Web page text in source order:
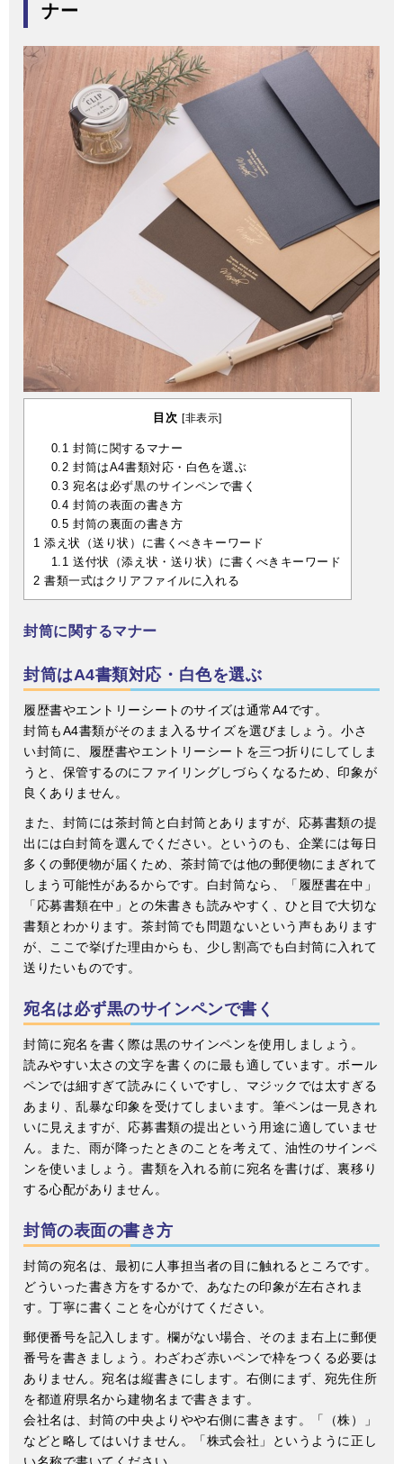
ナー
目次 [非表示]
0.1 封筒に関するマナー
0.2 封筒はA4書類対応・白色を選ぶ
0.3 宛名は必ず黒のサインペンで書く
0.4 封筒の表面の書き方
0.5 封筒の裏面の書き方
1 添え状（送り状）に書くべきキーワード
1.1 送付状（添え状・送り状）に書くべきキーワード
2 書類一式はクリアファイルに入れる
封筒に関するマナー
封筒はA4書類対応・白色を選ぶ
履歴書やエントリーシートのサイズは通常A4です。
封筒もA4書類がそのまま入るサイズを選びましょう。小さ
い封筒に、履歴書やエントリーシートを三つ折りにしてしま
うと、保管するのにファイリングしづらくなるため、印象が
良くありません。
また、封筒には茶封筒と白封筒とありますが、応募書類の提
出には白封筒を選んでください。というのも、企業には毎日
多くの郵便物が届くため、茶封筒では他の郵便物にまぎれて
しまう可能性があるからです。白封筒なら、「履歴書在中」
「応募書類在中」との朱書きも読みやすく、ひと目で大切な
書類とわかります。茶封筒でも問題ないという声もあります
が、ここで挙げた理由からも、少し割高でも白封筒に入れて
送りたいものです。
宛名は必ず黒のサインペンで書く
封筒に宛名を書く際は黒のサインペンを使用しましょう。
読みやすい太さの文字を書くのに最も適しています。ボール
ペンでは細すぎて読みにくいですし、マジックでは太すぎる
あまり、乱暴な印象を受けてしまいます。筆ペンは一見きれ
いに見えますが、応募書類の提出という用途に適していませ
ん。また、雨が降ったときのことを考えて、油性のサインペ
ンを使いましょう。書類を入れる前に宛名を書けば、裏移り
する心配がありません。
封筒の表面の書き方
封筒の宛名は、最初に人事担当者の目に触れるところです。
どういった書き方をするかで、あなたの印象が左右されま
す。丁寧に書くことを心がけてください。
郵便番号を記入します。欄がない場合、そのまま右上に郵便
番号を書きましょう。わざわざ赤いペンで枠をつくる必要は
ありません。宛名は縦書きにします。右側にまず、宛先住所
を都道府県名から建物名まで書きます。
会社名は、封筒の中央よりやや右側に書きます。「（株）」
などと略してはいけません。「株式会社」というように正し
い名称で書いてください。